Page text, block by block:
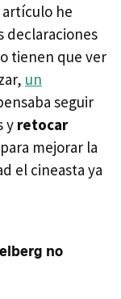
he
declaraciones
tienen que ver
un
seguir
y retocar
para mejorar la
el cineasta ya
no